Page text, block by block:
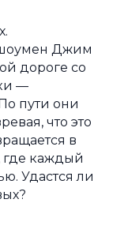
Джим
дороге со
—
пути они
что это
в
где каждый
Удастся ли